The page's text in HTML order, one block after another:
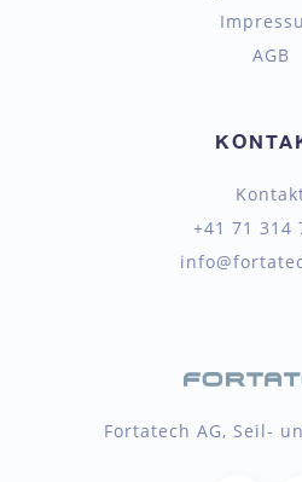
AGB
+41 71 314
Fortatech AG, Seil-